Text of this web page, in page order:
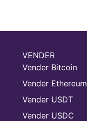
VENDER
Vender Bitcoin
Vender Ethereum
Vender USDT
Vender USDC